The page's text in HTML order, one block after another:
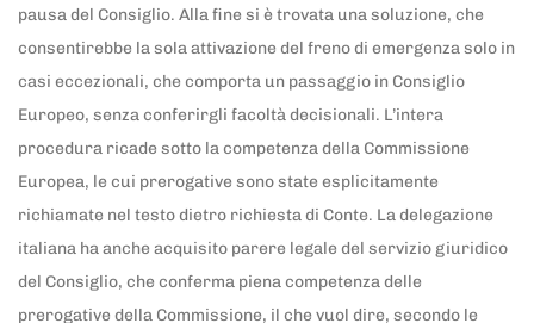
pausa del Consiglio. Alla fine si è trovata una soluzione, che
consentirebbe la sola attivazione del freno di emergenza solo in
casi eccezionali, che comporta un passaggio in Consiglio
Europeo, senza conferirgli facoltà decisionali. L’intera
procedura ricade sotto la competenza della Commissione
Europea, le cui prerogative sono state esplicitamente
richiamate nel testo dietro richiesta di Conte. La delegazione
italiana ha anche acquisito parere legale del servizio giuridico
del Consiglio, che conferma piena competenza delle
prerogative della Commissione, il che vuol dire, secondo le